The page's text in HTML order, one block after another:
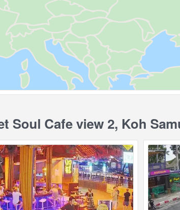
Soul Cafe view 2, Koh